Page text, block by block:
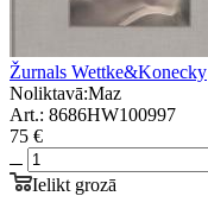
Žurnals Wettke&Konecky
Noliktavā:Maz
Art.: 8686HW100997
75 €
Ielikt grozā